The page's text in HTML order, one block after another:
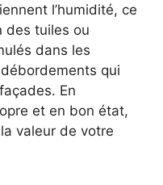
l’humidité, ce
des tuiles ou
dans les
qui
En
et en bon état,
valeur de votre